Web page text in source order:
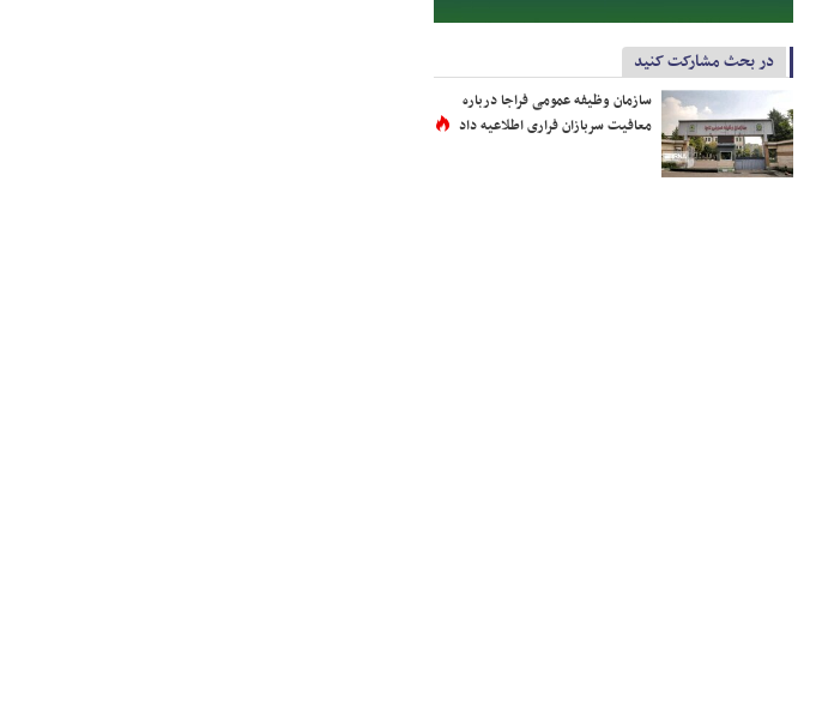
در بحث مشارکت کنید
سازمان وظیفه عمومی فراجا درباره
معافیت سربازان فراری اطلاعیه داد